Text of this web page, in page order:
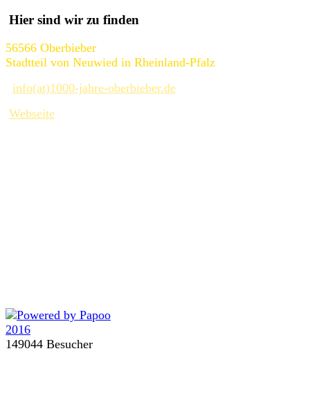
Hier sind wir zu finden
56566 Oberbieber
Stadtteil von Neuwied in Rheinland-Pfalz
info(at)1000-jahre-oberbieber.de
Webseite
149044 Besucher